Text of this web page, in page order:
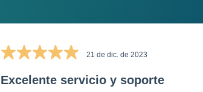
21 de dic. de 2023
Excelente servicio y soporte